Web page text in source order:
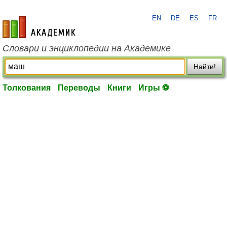
academic.ru
EN DE ES FR
Словари и энциклопедии на Академике
Найти!
Толкования Переводы Книги Игры ⚽